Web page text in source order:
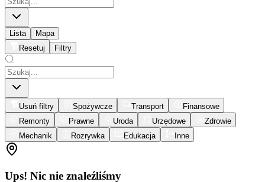
Lista
Mapa
Resetuj
Filtry
Usuń filtry Spożywcze Transport
Finansowe
Remonty
Prawne Uroda Urzędowe
Zdrowie
Mechanik
Rozrywka Edukacja Inne
Ups! Nic nie znaleźliśmy